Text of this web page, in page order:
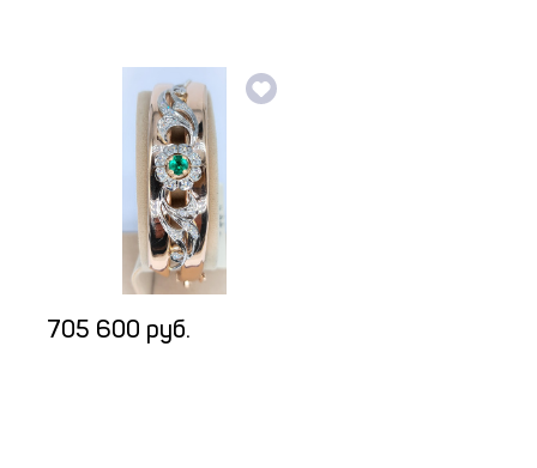
705 600 руб.